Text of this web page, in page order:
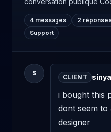
conversation publique
4 messages 2
Support
S
CLIENT
i bought this
dont seem to
designer